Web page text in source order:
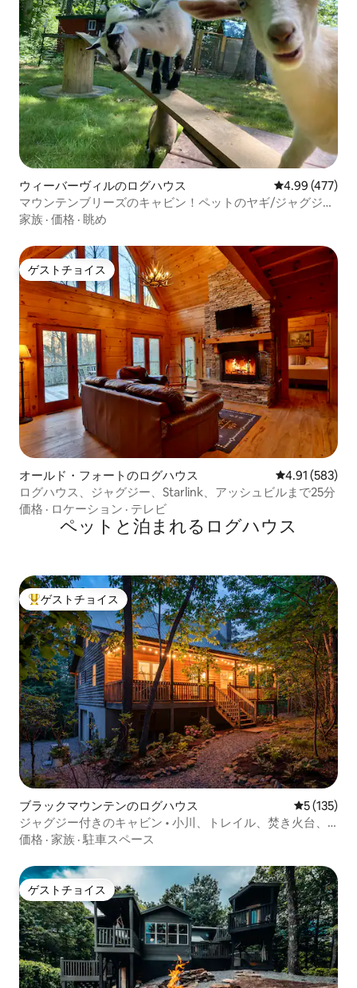
ウィーバーヴィルのログハウス レビュー477
4.99 (477)
マウンテンブリーズのキャビン！ペットのヤギ/ジャグジ
ー/15人まで
家族 · 価格 · 眺め
ゲストチョイス
ゲストチョイス
オールド・フォートのログハウス レビュー583
4.91 (583)
ログハウス、ジャグジー、Starlink、アッシュビルまで25分
価格 · ロケーション · テレビ
ペットと泊まれるログハウス
大好評のゲストチョイスです。
ゲストチョイス
ブラックマウンテンのログハウス レビュー
5 (135)
ジャグジー付きのキャビン • 小川、トレイル、焚き火台、
犬OK
価格 · 家族 ·駐車スペース
ゲストチョイス
ゲストチョイス